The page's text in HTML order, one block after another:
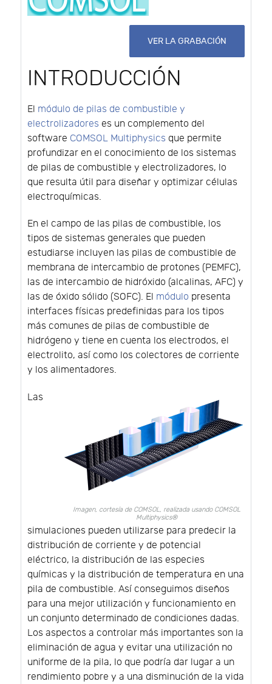
VER LA GRABACIÓN
INTRODUCCIÓN
El módulo de pilas de combustible y
electrolizadores es un complemento del
software COMSOL Multiphysics que permite
profundizar en el conocimiento de los sistemas
de pilas de combustible y electrolizadores, lo
que resulta útil para diseñar y optimizar células
electroquímicas.
En el campo de las pilas de combustible, los
tipos de sistemas generales que pueden
estudiarse incluyen las pilas de combustible de
membrana de intercambio de protones (PEMFC),
las de intercambio de hidróxido (alcalinas, AFC) y
las de óxido sólido (SOFC). El módulo presenta
interfaces físicas predefinidas para los tipos
más comunes de pilas de combustible de
hidrógeno y tiene en cuenta los electrodos, el
electrolito, así como los colectores de corriente
y los alimentadores.
Imagen, cortesía de COMSOL, realizada usando COMSOL
Multiphysics®
Las
simulaciones pueden utilizarse para predecir la
distribución de corriente y de potencial
eléctrico, la distribución de las especies
químicas y la distribución de temperatura en una
pila de combustible. Así conseguimos diseños
para una mejor utilización y funcionamiento en
un conjunto determinado de condiciones dadas.
Los aspectos a controlar más importantes son la
eliminación de agua y evitar una utilización no
uniforme de la pila, lo que podría dar lugar a un
rendimiento pobre y a una disminución de la vida